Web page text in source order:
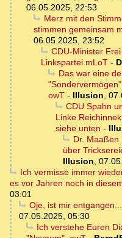
06.05.2025, 22:53
Merz mit den
stimmen gemeinsam
06.05.2025, 23:52
CDU-Minister
Linkspartei mLoT -
Das war eine
owT - Illusion,
CDU Spahn
Linke
siehe unten -
Dr. Maaßen
über
Illusion,
Ich vermisse immer
es vor Jahren noch in
03:01
Oje, ist mir entgangen...
07.05.2025, 05:30
Ich verstehe Euren